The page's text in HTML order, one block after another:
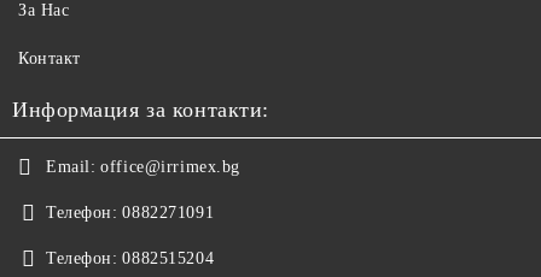
За Нас
Контакт
Информация за контакти:
Email: office@irrimex.bg
Телефон: 0882271091
Телефон: 0882515204